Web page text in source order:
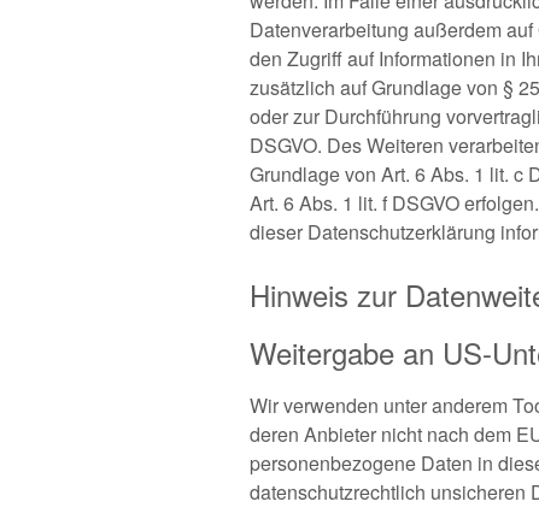
Datenverarbeitung außerdem
den Zugriff auf Informationen in
zusätzlich auf Grundlage von §
oder zur Durchführung
DSGVO. Des Weiteren
Grundlage von Art. 6 Abs. 1 lit. c
Art. 6 Abs. 1 lit. f DSGVO
dieser Datenschutzerklärung
Hinweis zur
Weitergabe an US-
Wir verwenden unter anderem
deren Anbieter nicht nach dem
personenbezogene Daten in
datenschutzrechtlich unsicheren